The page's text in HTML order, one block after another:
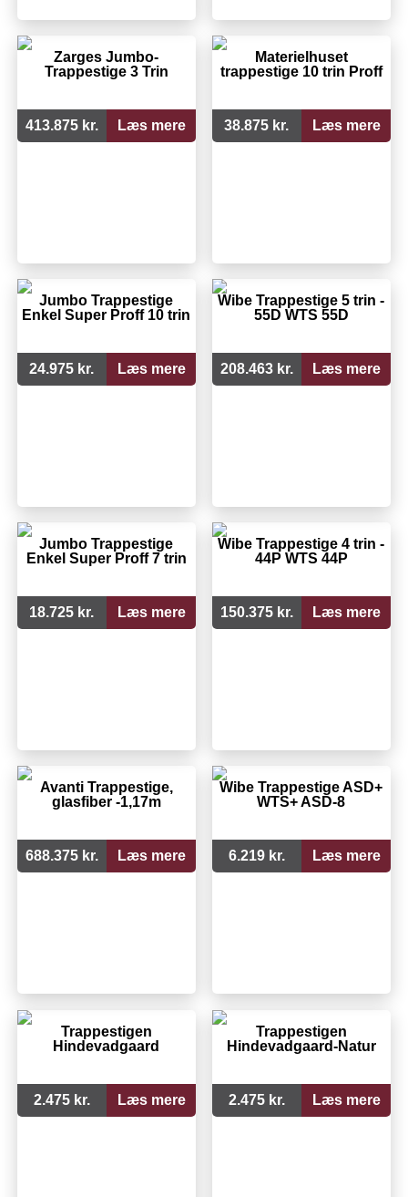
Zarges Jumbo-
Trappestige 3 Trin
413.875 kr. Læs mere
Materielhuset
trappestige 10 trin Proff
38.875 kr. Læs mere
Jumbo Trappestige
Enkel Super Proff 10 trin
24.975 kr. Læs mere
Wibe Trappestige 5 trin -
55D WTS 55D
208.463 kr. Læs mere
Jumbo Trappestige
Enkel Super Proff 7 trin
18.725 kr. Læs mere
Wibe Trappestige 4 trin -
44P WTS 44P
150.375 kr. Læs mere
Avanti Trappestige,
glasfiber -1,17m
688.375 kr. Læs mere
Wibe Trappestige ASD+
WTS+ ASD-8
6.219 kr. Læs mere
Trappestigen
Hindevadgaard
2.475 kr. Læs mere
Trappestigen
Hindevadgaard-Natur
2.475 kr. Læs mere